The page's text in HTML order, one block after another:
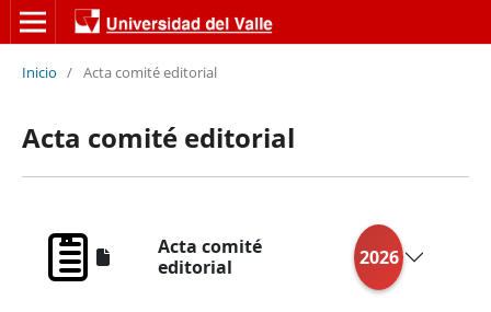
Inicio / Acta comité editorial
Acta comité editorial